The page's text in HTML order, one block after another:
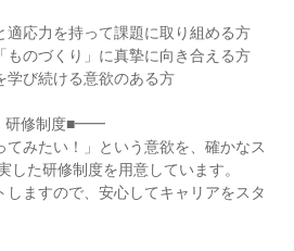
応力を持って課題に取り組める方
のづくり」に真摯に向き合える方
び続ける意欲のある方
研修制度■━━
みたい！」という意欲を、確かなス
した研修制度を用意しています。
しますので、安心してキャリアをスタ